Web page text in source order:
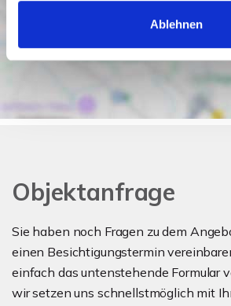
Ablehnen
Objektanfrage
Sie haben noch Fragen zu dem
einen Besichtigungstermin
einfach das untenstehende Formular
wir setzen uns schnellstmöglich mit